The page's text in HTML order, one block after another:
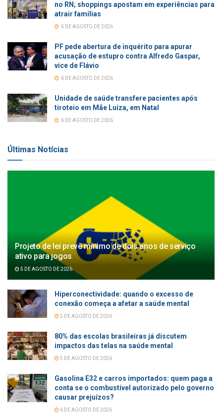
no RN; shoppings apostam em experiências para
atrair famílias
6 DE AGOSTO DE 2026
PF pede abertura de inquérito para apurar
acusação de estupro contra Alfredo Gaspar,
vice de Flávio
6 DE AGOSTO DE 2026
Unidade de saúde transfere pacientes após
tiroteio em Mãe Luíza, em Natal
6 DE AGOSTO DE 2026
Últimas Notícias
Projeto de lei prevê mínimo de dois anos de serviço
ativo para jogos
5 DE AGOSTO DE 2026
Hiperconectividade: quando o excesso de
conexão começa a afetar a saúde mental
5 DE AGOSTO DE 2026
80% das escolas brasileiras já discutem
impactos das telas na saúde mental
5 DE AGOSTO DE 2026
Gasolina E32 e carros importados: quem paga a
conta se o combustível autorizado pelo governo
causar prejuízos?
6 DE AGOSTO DE 2026